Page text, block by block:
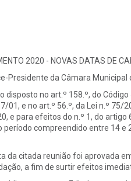
2020 - NOVAS DATAS DE
Presidente da Câmara
disposto no art.º 158.º, do
01, e no art.º 56.º, da Lei n.º 75/
e para efeitos do n.º 1, do artigo
compreendido entre 14 e
da citada reunião foi aprovada
a fim de surtir efeitos